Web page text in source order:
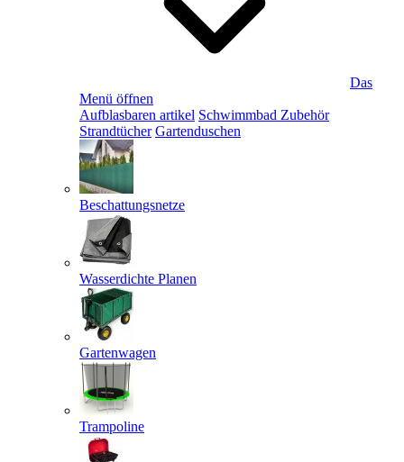
Das
Menü öffnen
Aufblasbaren artikel Schwimmbad Zubehör
Strandtücher Gartenduschen
Beschattungsnetze
Wasserdichte Planen
Gartenwagen
Trampoline